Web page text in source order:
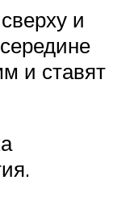
и
и ставят